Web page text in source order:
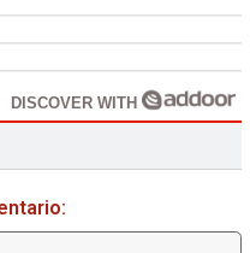
DISCOVER WITH